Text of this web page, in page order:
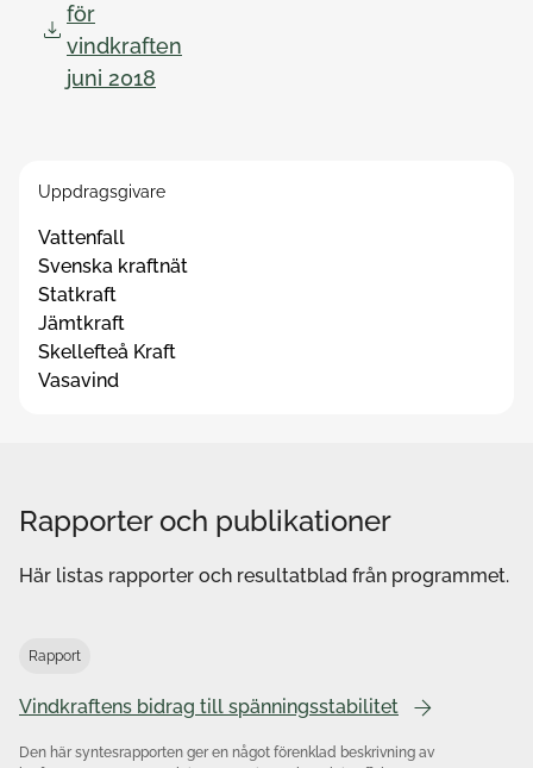
Mistra Electrification
Swedish Wind Centre – SWC
för
vindkraften
juni 2018
Uppdragsgivare
Vattenfall
Svenska kraftnät
Statkraft
Jämtkraft
Skellefteå Kraft
Vasavind
Rapporter och publikationer
Här listas rapporter och resultatblad från programmet.
Rapport
Vindkraftens bidrag till spänningsstabilitet
Den här syntesrapporten ger en något förenklad beskrivning av